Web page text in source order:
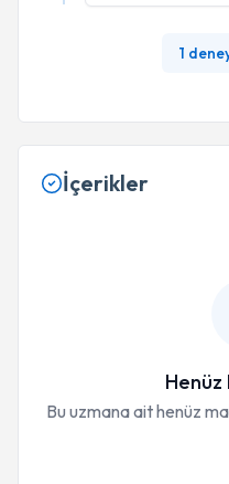
1
İçerikler
Henüz
Bu uzmana ait henüz